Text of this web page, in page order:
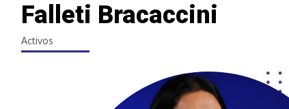
Falleti Bracaccini
Activos